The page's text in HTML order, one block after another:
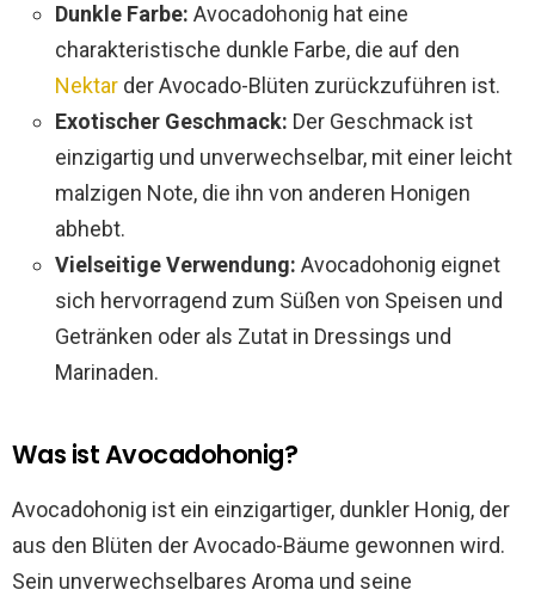
Dunkle Farbe: Avocadohonig hat eine
charakteristische dunkle Farbe, die auf den
Nektar der Avocado-Blüten zurückzuführen ist.
Exotischer Geschmack: Der Geschmack ist
einzigartig und unverwechselbar, mit einer leicht
malzigen Note, die ihn von anderen Honigen
abhebt.
Vielseitige Verwendung: Avocadohonig eignet
sich hervorragend zum Süßen von Speisen und
Getränken oder als Zutat in Dressings und
Marinaden.
Was ist Avocadohonig?
Avocadohonig ist ein einzigartiger, dunkler Honig, der
aus den Blüten der Avocado-Bäume gewonnen wird.
Sein unverwechselbares Aroma und seine